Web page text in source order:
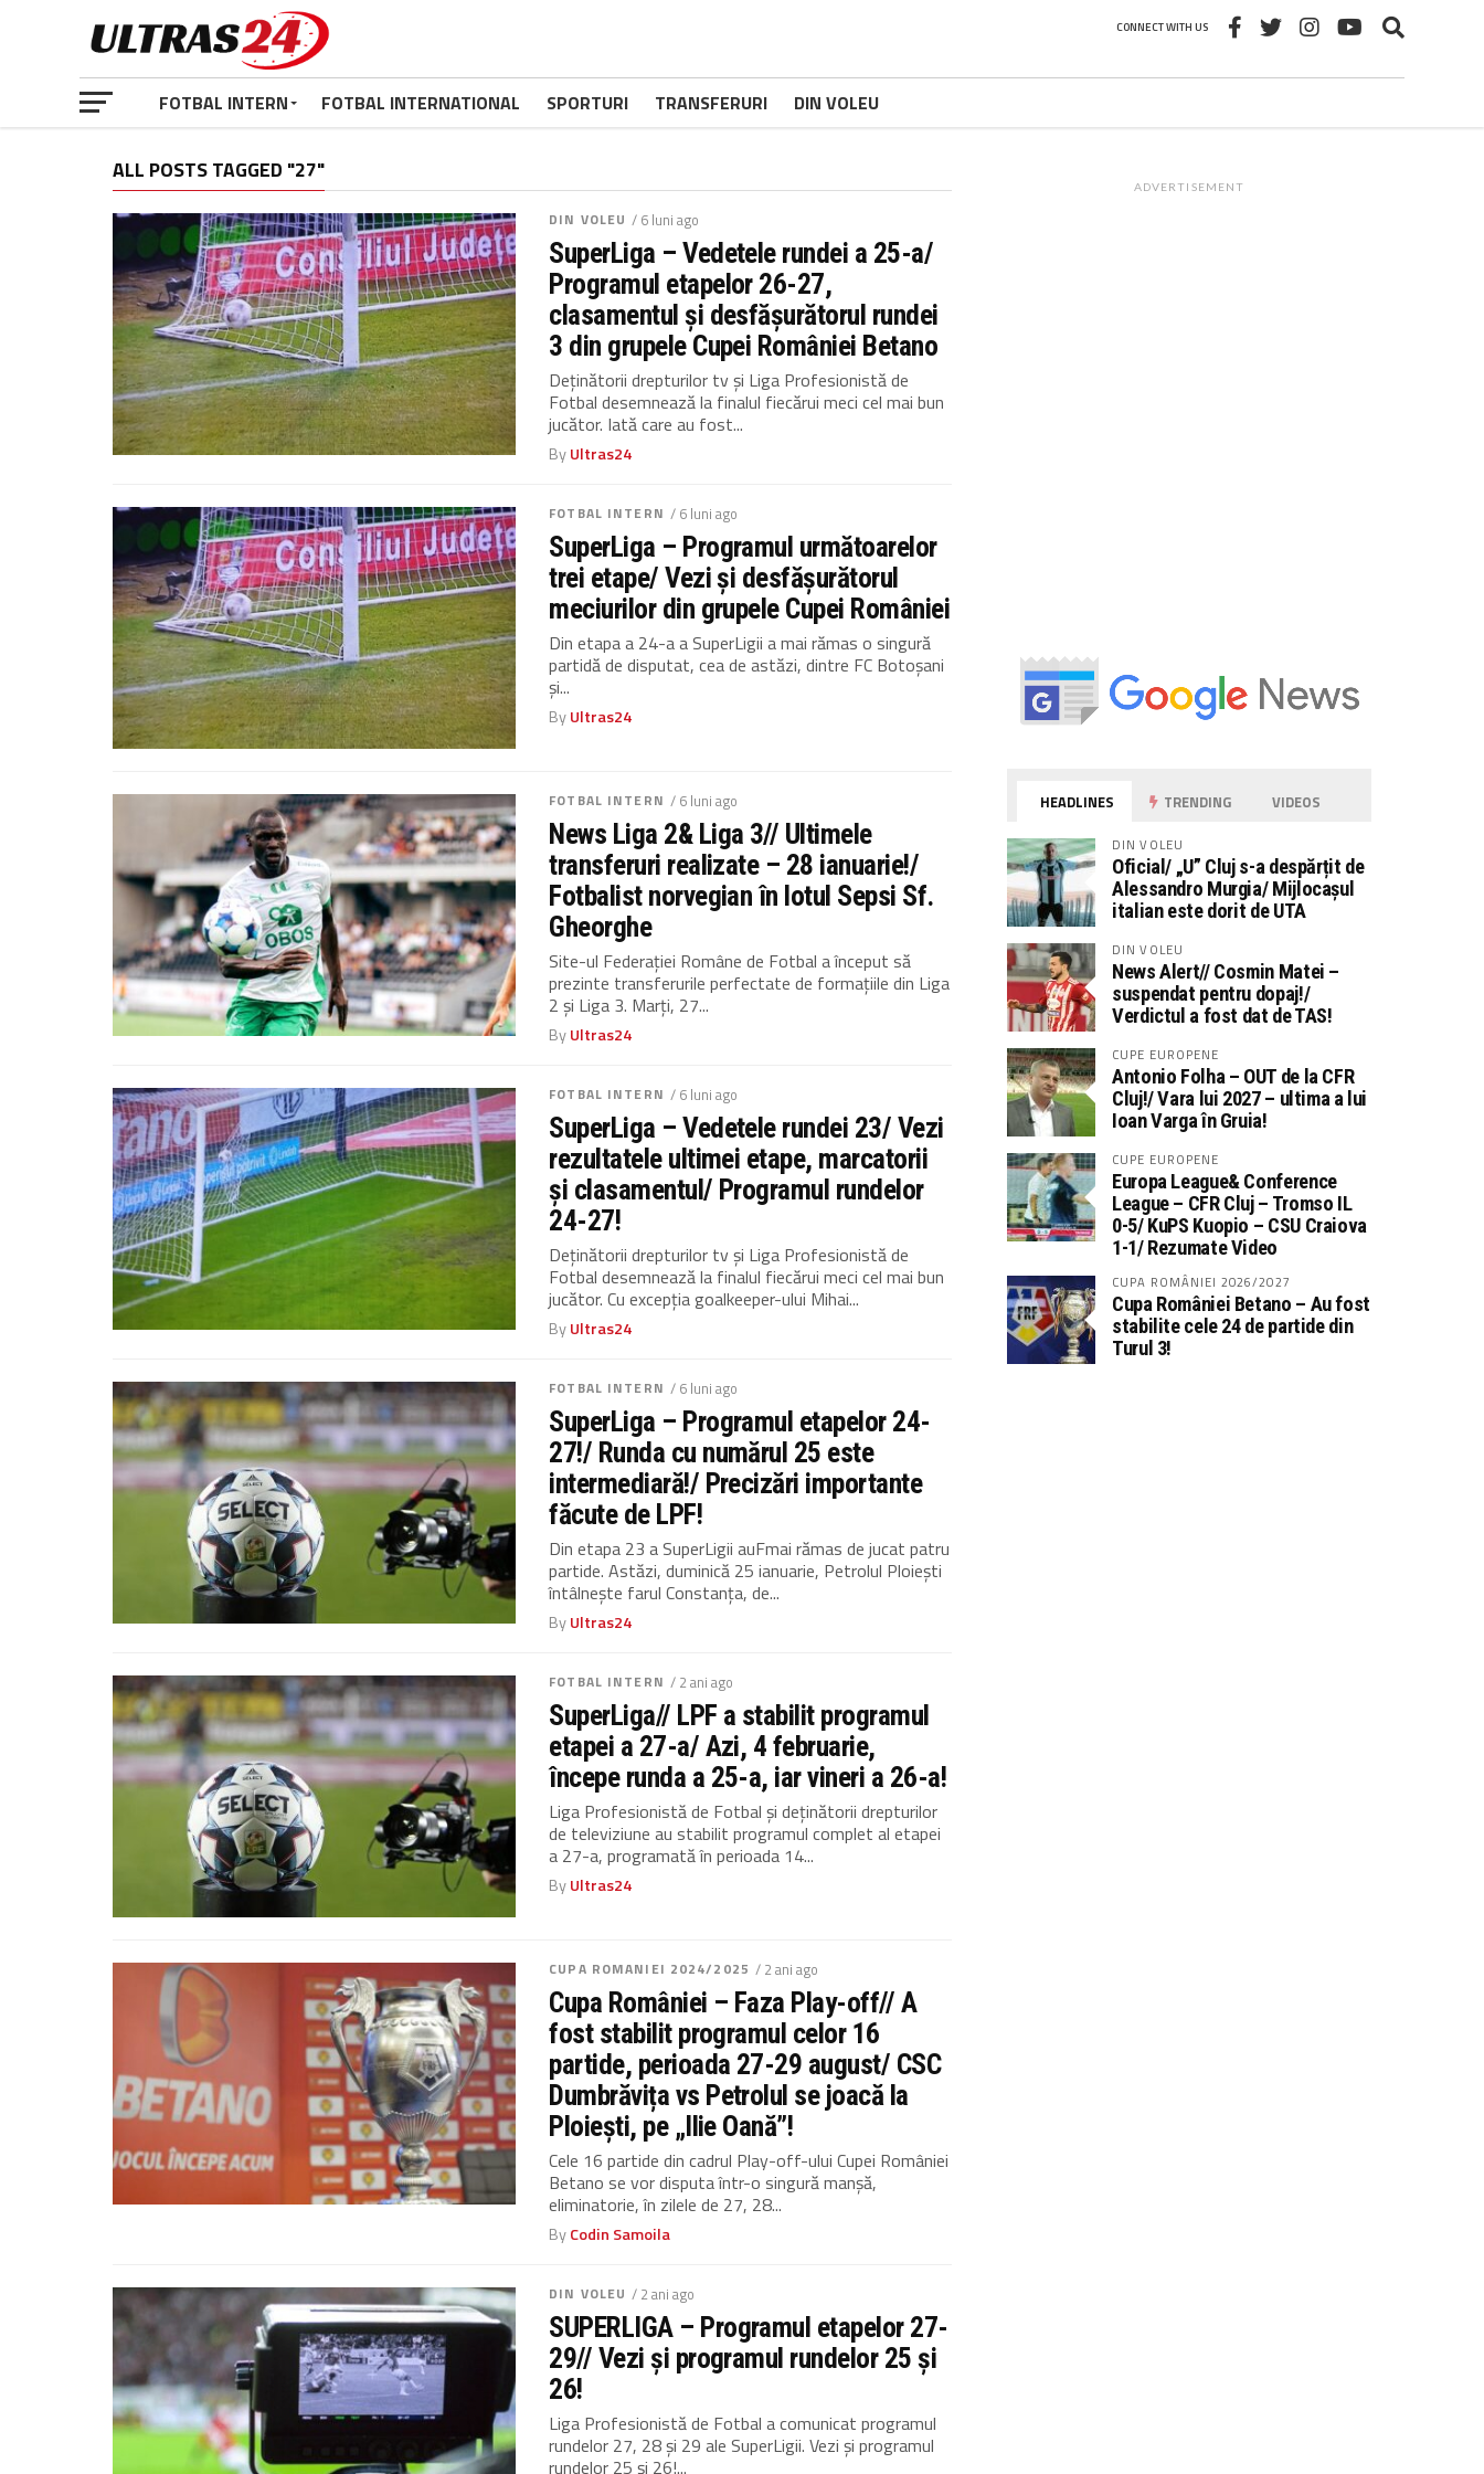
CONNECT WITH US
FOTBAL INTERN FOTBAL INTERNATIONAL SPORTURI TRANSFERURI DIN VOLEU
ALL POSTS TAGGED "27"
DIN VOLEU / 6 luni ago
SuperLiga – Vedetele rundei a 25-a/
Programul etapelor 26-27,
clasamentul și desfășurătorul rundei
3 din grupele Cupei României Betano
Deţinătorii drepturilor tv şi Liga Profesionistă de
Fotbal desemnează la finalul fiecărui meci cel mai bun
jucător. Iată care au fost...
ByUltras24
FOTBAL INTERN / 6 luni ago
SuperLiga – Programul următoarelor
trei etape/ Vezi și desfășurătorul
meciurilor din grupele Cupei României
Din etapa a 24-a a SuperLigii a mai rămas o singură
partidă de disputat, cea de astăzi, dintre FC Botoșani
și...
ByUltras24
FOTBAL INTERN / 6 luni ago
News Liga 2& Liga 3// Ultimele
transferuri realizate – 28 ianuarie!/
Fotbalist norvegian în lotul Sepsi Sf.
Gheorghe
Site-ul Federației Române de Fotbal a început să
prezinte transferurile perfectate de formațiile din Liga
2 și Liga 3. Marți, 27...
ByUltras24
FOTBAL INTERN / 6 luni ago
SuperLiga – Vedetele rundei 23/ Vezi
rezultatele ultimei etape, marcatorii
și clasamentul/ Programul rundelor
24-27!
Deţinătorii drepturilor tv şi Liga Profesionistă de
Fotbal desemnează la finalul fiecărui meci cel mai bun
jucător. Cu excepția goalkeeper-ului Mihai...
ByUltras24
FOTBAL INTERN / 6 luni ago
SuperLiga – Programul etapelor 24-
27!/ Runda cu numărul 25 este
intermediară!/ Precizări importante
făcute de LPF!
Din etapa 23 a SuperLigii auFmai rămas de jucat patru
partide. Astăzi, duminică 25 ianuarie, Petrolul Ploiești
întâlnește farul Constanța, de...
ByUltras24
FOTBAL INTERN / 2 ani ago
SuperLiga// LPF a stabilit programul
etapei a 27-a/ Azi, 4 februarie,
începe runda a 25-a, iar vineri a 26-a!
Liga Profesionistă de Fotbal și deținătorii drepturilor
de televiziune au stabilit programul complet al etapei
a 27-a, programată în perioada 14...
ByUltras24
CUPA ROMANIEI 2024/2025 / 2 ani ago
Cupa României – Faza Play-off// A
fost stabilit programul celor 16
partide, perioada 27-29 august/ CSC
Dumbrăvița vs Petrolul se joacă la
Ploiești, pe „Ilie Oană”!
Cele 16 partide din cadrul Play-off-ului Cupei României
Betano se vor disputa într-o singură manșă,
eliminatorie, în zilele de 27, 28...
ByCodin Samoila
DIN VOLEU / 2 ani ago
SUPERLIGA – Programul etapelor 27-
29// Vezi și programul rundelor 25 și
26!
Liga Profesionistă de Fotbal a comunicat programul
rundelor 27, 28 și 29 ale SuperLigii. Vezi și programul
rundelor 25 și 26!...
ADVERTISEMENT
HEADLINES TRENDING VIDEOS
DIN VOLEU
Oficial/ „U” Cluj s-a despărțit de
Alessandro Murgia/ Mijlocașul
italian este dorit de UTA
DIN VOLEU
News Alert// Cosmin Matei –
suspendat pentru dopaj!/
Verdictul a fost dat de TAS!
CUPE EUROPENE
Antonio Folha – OUT de la CFR
Cluj!/ Vara lui 2027 – ultima a lui
Ioan Varga în Gruia!
CUPE EUROPENE
Europa League& Conference
League – CFR Cluj – Tromso IL
0-5/ KuPS Kuopio – CSU Craiova
1-1/ Rezumate Video
CUPA ROMÂNIEI 2026/2027
Cupa României Betano – Au fost
stabilite cele 24 de partide din
Turul 3!